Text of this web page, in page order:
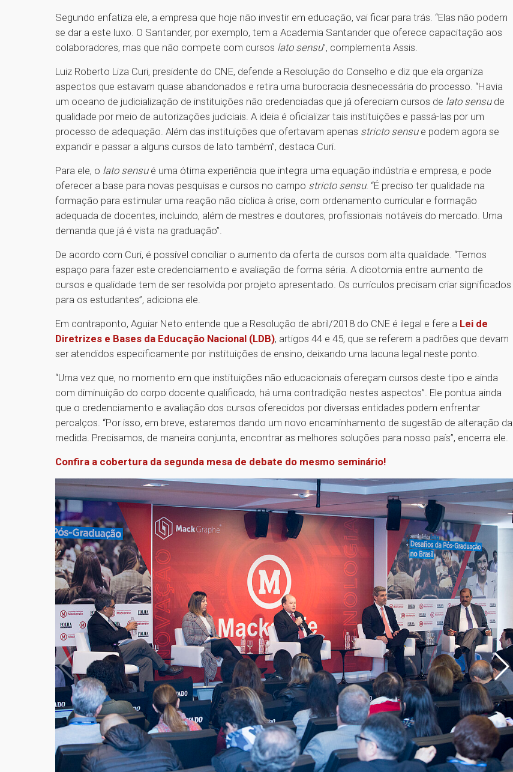
Segundo enfatiza ele, a empresa que hoje não investir em educação, vai ficar para trás. “Elas não podem
se dar a este luxo. O Santander, por exemplo, tem a Academia Santander que oferece capacitação aos
colaboradores, mas que não compete com cursos lato sensu”, complementa Assis.
Luiz Roberto Liza Curi, presidente do CNE, defende a Resolução do Conselho e diz que ela organiza
aspectos que estavam quase abandonados e retira uma burocracia desnecessária do processo. “Havia
um oceano de judicialização de instituições não credenciadas que já ofereciam cursos de lato sensude
qualidade por meio de autorizações judiciais. A ideia é oficializar tais instituições e passá-las por um
processo de adequação. Além das instituições que ofertavam apenas stricto sensue podem agora se
expandir e passar a alguns cursos de lato também”, destaca Curi.
Para ele, o lato sensué uma ótima experiência que integra uma equação indústria e empresa, e pode
oferecer a base para novas pesquisas e cursos no campo stricto sensu. “É preciso ter qualidade na
formação para estimular uma reação não cíclica à crise, com ordenamento curricular e formação
adequada de docentes, incluindo, além de mestres e doutores, profissionais notáveis do mercado. Uma
demanda que já é vista na graduação”.
De acordo com Curi, é possível conciliar o aumento da oferta de cursos com alta qualidade. “Temos
espaço para fazer este credenciamento e avaliação de forma séria. A dicotomia entre aumento de
cursos e qualidade tem de ser resolvida por projeto apresentado. Os currículos precisam criar significados
para os estudantes”, adiciona ele.
Em contraponto, Aguiar Neto entende que a Resolução de abril/2018 do CNE é ilegal e fere a Lei de
Diretrizes e Bases da Educação Nacional (LDB), artigos 44 e 45, que se referem a padrões que devam
ser atendidos especificamente por instituições de ensino, deixando uma lacuna legal neste ponto.
“Uma vez que, no momento em que instituições não educacionais ofereçam cursos deste tipo e ainda
com diminuição do corpo docente qualificado, há uma contradição nestes aspectos”. Ele pontua ainda
que o credenciamento e avaliação dos cursos oferecidos por diversas entidades podem enfrentar
percalços. “Por isso, em breve, estaremos dando um novo encaminhamento de sugestão de alteração da
medida. Precisamos, de maneira conjunta, encontrar as melhores soluções para nosso país”, encerra ele.
Confira a cobertura da segunda mesa de debate do mesmo seminário!